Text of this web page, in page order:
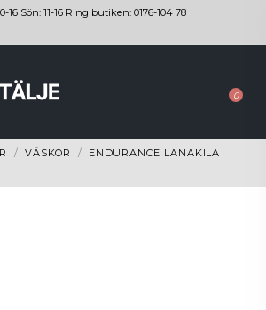
16 Sön: 11-16 Ring butiken: 0176-104 78
0
VÄSKOR
ENDURANCE LANAKILA